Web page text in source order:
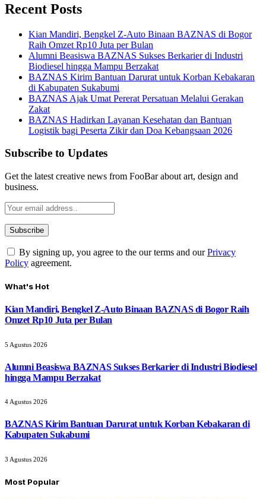
Recent Posts
Kian Mandiri, Bengkel Z-Auto Binaan BAZNAS di Bogor
Raih Omzet Rp10 Juta per Bulan
Alumni Beasiswa BAZNAS Sukses Berkarier di Industri
Biodiesel hingga Mampu Berzakat
BAZNAS Kirim Bantuan Darurat untuk Korban Kebakaran
di Kabupaten Sukabumi
BAZNAS Ajak Umat Pererat Persatuan Melalui Gerakan
Zakat
BAZNAS Hadirkan Layanan Kesehatan dan Bantuan
Logistik bagi Peserta Zikir dan Doa Kebangsaan 2026
Subscribe to Updates
Get the latest creative news from FooBar about art, design and
business.
By signing up, you agree to the our terms and ourPrivacy
Policy agreement.
What's Hot
Kian Mandiri, Bengkel Z-Auto Binaan BAZNAS di Bogor Raih
Omzet Rp10 Juta per Bulan
5 Agustus 2026
Alumni Beasiswa BAZNAS Sukses Berkarier di Industri Biodiesel
hingga Mampu Berzakat
4 Agustus 2026
BAZNAS Kirim Bantuan Darurat untuk Korban Kebakaran di
Kabupaten Sukabumi
3 Agustus 2026
Most Popular